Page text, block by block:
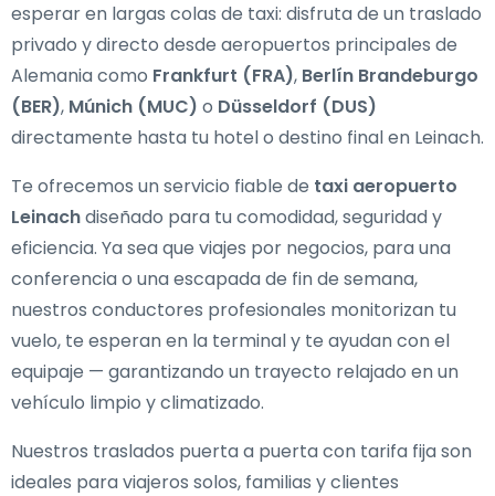
esperar en largas colas de taxi: disfruta de un traslado
privado y directo desde aeropuertos principales de
Alemania como Frankfurt (FRA), Berlín Brandeburgo
(BER), Múnich (MUC) o Düsseldorf (DUS)
directamente hasta tu hotel o destino final en Leinach.
Te ofrecemos un servicio fiable de taxi aeropuerto
Leinachdiseñado para tu comodidad, seguridad y
eficiencia. Ya sea que viajes por negocios, para una
conferencia o una escapada de fin de semana,
nuestros conductores profesionales monitorizan tu
vuelo, te esperan en la terminal y te ayudan con el
equipaje — garantizando un trayecto relajado en un
vehículo limpio y climatizado.
Nuestros traslados puerta a puerta con tarifa fija son
ideales para viajeros solos, familias y clientes